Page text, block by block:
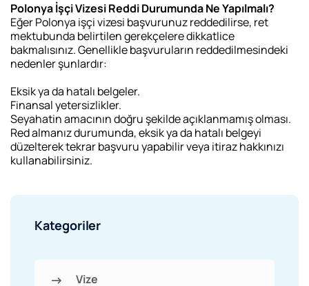
Polonya İşçi Vizesi Reddi Durumunda Ne Yapılmalı?
Eğer Polonya işçi vizesi başvurunuz reddedilirse, ret
mektubunda belirtilen gerekçelere dikkatlice
bakmalısınız. Genellikle başvuruların reddedilmesindeki
nedenler şunlardır:
Eksik ya da hatalı belgeler.
Finansal yetersizlikler.
Seyahatin amacının doğru şekilde açıklanmamış olması.
Red almanız durumunda, eksik ya da hatalı belgeyi
düzelterek tekrar başvuru yapabilir veya itiraz hakkınızı
kullanabilirsiniz.
Kategoriler
Vize